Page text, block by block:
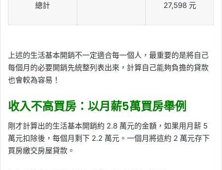
總計 27,598 元
上述的生活基本開銷不一定適合每一個人，最重要的是將自己
每個月的必要開銷先統整列表出來，計算自己能夠負擔的貸款
也會較為容易！
收入不高買房：以月薪5萬買房舉例
剛才計算出的生活基本開銷約 2.8 萬元的金額，如果用月薪 5
萬元扣除後，每個月剩下 2.2 萬元。一個月將這約 2 萬元存下
買房繳交房屋貸款。